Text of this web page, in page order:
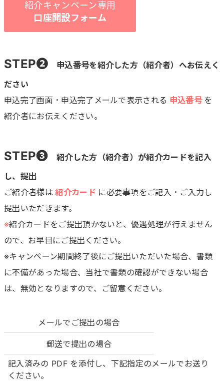
紹介キャンペーン専用
口座開設フォーム
STEP❷ 申込番号を紹介した方（紹介者）へお伝えく
ださい
申込完了画面・申込完了メールで表示される 申込番号 を
紹介者にお伝えください。
STEP❸ 紹介した方（紹介者）が紹介カードを記入
し、提出
ご紹介者様は 紹介カード に必要事項をご記入・ご入力し
提出いただきます。
※紹介カードをご提出頂かないと、優遇処理が行えません
ので、お早目にご提出ください。
※キャンペーン期間終了後にご提出いただいた場合、書類
に不備があった場合、当社で書類の確認ができない場合
は、無効となりますので、ご留意ください。
メールでご提出の場合
郵送で提出の場合
記入済みの PDF を添付し、下記指定のメールでお送り
ください。